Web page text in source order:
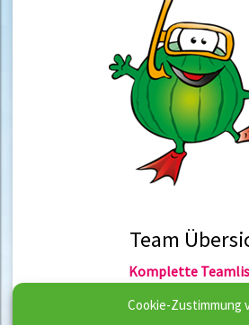
Cookie-Zustimmung
Team
Komplette
Team Hannover